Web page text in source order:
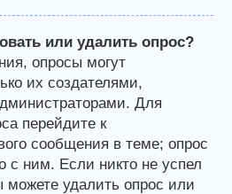
или удалить опрос?
опросы могут
их создателями,
Для
перейдите к
сообщения в теме; опрос
с ним. Если никто не успел
можете удалить опрос или